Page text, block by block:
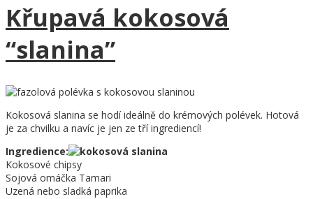
Křupavá kokosová
“slanina”
Kokosová slanina se hodí ideálně do krémových polévek. Hotová
je za chvilku a navíc je jen ze tří ingrediencí!
Ingredience:
Kokosové chipsy
Sojová omáčka Tamari
Uzená nebo sladká paprika